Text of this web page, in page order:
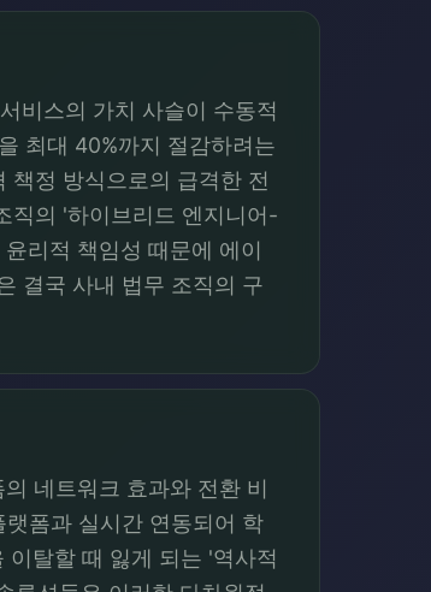
비스의 가치 사슬이 수동적
최대 40%까지 절감하려는
책정 방식으로의 급격한 전
직의 '하이브리드 엔지니어-
리적 책임성 때문에 에이
결국 사내 법무 조직의 구
네트워크 효과와 전환 비
폼과 실시간 연동되어 학
탈할 때 잃게 되는 '역사적